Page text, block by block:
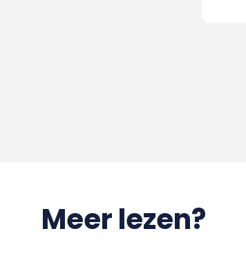
Meer lezen?